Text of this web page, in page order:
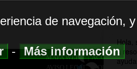
MAPA WEB|
AVISO LEGAL| POLITICA DE
de navegación,
-Más información